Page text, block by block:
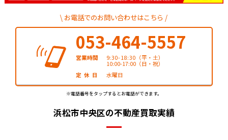
お電話でのお問い合わせはこちら
053-464-5557
営業時間 9:30-18:30 （平・土）
10:00-17:00（日・祝）
定休日
水曜日
※電話番号をタップするとお電話ができます。
浜松市中央区の不動産買取実績